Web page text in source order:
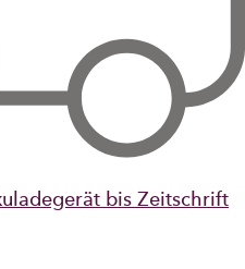
bis Zeitschrift